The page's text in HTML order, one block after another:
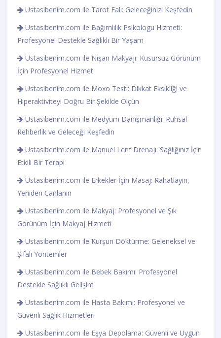
Ustasibenim.com ile Tarot Falı: Geleceğinizi Keşfedin
Ustasibenim.com ile Bağımlılık Psikologu Hizmeti:
Profesyonel Destekle Sağlıklı Bir Yaşam
Ustasibenim.com ile Nişan Makyajı: Kusursuz Görünüm
İçin Profesyonel Hizmet
Ustasibenim.com ile Moxo Testi: Dikkat Eksikliği ve
Hiperaktiviteyi Doğru Bir Şekilde Ölçün
Ustasibenim.com ile Medyum Danışmanlığı: Ruhsal
Rehberlik ve Geleceği Keşfedin
Ustasibenim.com ile Manuel Lenf Drenajı: Sağlığınız İçin
Etkili Bir Terapi
Ustasibenim.com ile Erkekler İçin Masaj: Rahatlayın,
Yeniden Canlanın
Ustasibenim.com ile Makyaj: Profesyonel ve Şık
Görünüm İçin Makyaj Hizmeti
Ustasibenim.com ile Kurşun Döktürme: Geleneksel ve
Şifalı Yöntemler
Ustasibenim.com ile Bebek Bakımı: Profesyonel
Destekle Sağlıklı Gelişim
Ustasibenim.com ile Hasta Bakımı: Profesyonel ve
Güvenli Sağlık Hizmetleri
Ustasibenim.com ile Eşya Depolama: Güvenli ve Uygun